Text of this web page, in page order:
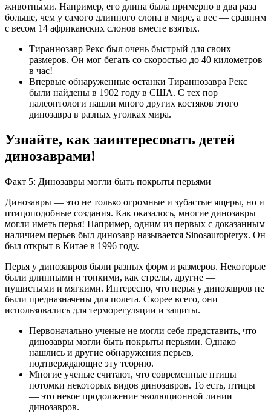
животными. Например, его длина была примерно в два раза
больше, чем у самого длинного слона в мире, а вес — сравним
с весом 14 африканских слонов вместе взятых.
Тираннозавр Рекс был очень быстрый для своих
размеров. Он мог бегать со скоростью до 40 километров
в час!
Впервые обнаруженные останки Тираннозавра Рекс
были найдены в 1902 году в США. С тех пор
палеонтологи нашли много других костяков этого
динозавра в разных уголках мира.
Узнайте, как заинтересовать детей
динозаврами!
Факт 5: Динозавры могли быть покрыты перьями
Динозавры — это не только огромные и зубастые ящеры, но и
птицоподобные создания. Как оказалось, многие динозавры
могли иметь перья! Например, одним из первых с доказанным
наличием перьев был динозавр называется Sinosauropteryx. Он
был открыт в Китае в 1996 году.
Перья у динозавров были разных форм и размеров. Некоторые
были длинными и тонкими, как стрелы, другие —
пушистыми и мягкими. Интересно, что перья у динозавров не
были предназначены для полета. Скорее всего, они
использовались для терморегуляции и защиты.
Первоначально ученые не могли себе представить, что
динозавры могли быть покрыты перьями. Однако
нашлись и другие обнаружения перьев,
подтверждающие эту теорию.
Многие ученые считают, что современные птицы
потомки некоторых видов динозавров. То есть, птицы
— это некое продолжение эволюционной линии
динозавров.